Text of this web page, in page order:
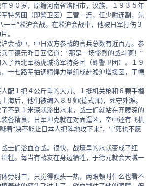
９０岁，原籍河南省洛阳市，汉族，１９３５年
特务团（即警卫团）三营一连，任少尉连副，先
一三”淞沪会战。在淞沪会战中，他被日军打伤３
。
会战中，中日双方参战的官兵总数有近百万。参
于德元昨日回忆道：“那是一场惨烈的战斗啊！”
了西北军杨虎城将军特务团（即警卫团）。１９
十七路军抽调精悍力量组成赴淞沪增援团，于德
配１把４公斤重的大刀、１挺机关枪和６颗手榴
海后，他们被编入８８师(德式师)，死守外滩。
不到１米深就渗出水来，战士们就站在齐腰深的
备精良，日军坦克就在对面逞凶，空中还有飞机
着“决不能让日本人把阵地攻下来”，宁死也不愿
士们浴血奋战。很快，战壕里的水就变成了红
牲。每当有战友在身边牺牲，于德元就会大喊一
旁射击，只觉得额头一热，两眼顿时什么也看不